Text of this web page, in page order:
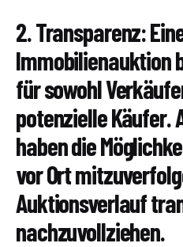
2. Transparenz:
Immobilienauktion
für sowohl
potenzielle Käufer.
haben die
vor Ort
Auktionsverlauf
nachzuvollziehen.